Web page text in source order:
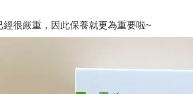
很嚴重，因此保養就更為重要啦~